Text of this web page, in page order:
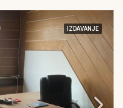
IZDAVANJE